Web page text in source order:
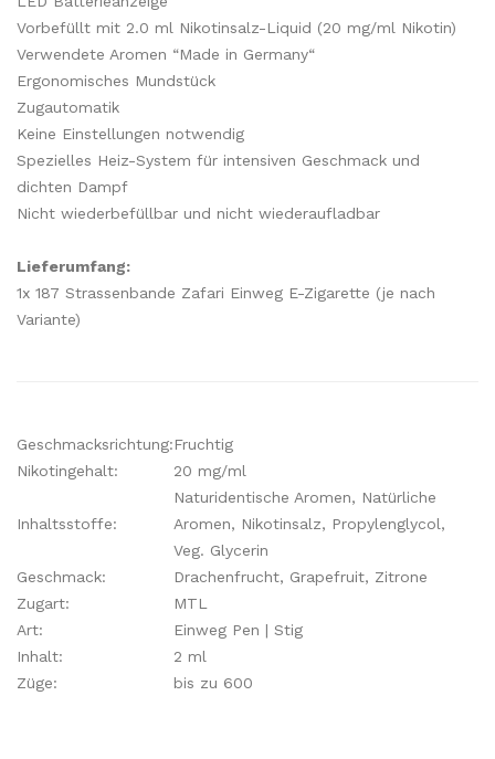
Vorbefüllt mit 2.0 ml Nikotinsalz-Liquid (20 mg/ml Nikotin)
Verwendete Aromen “Made in Germany“
Ergonomisches Mundstück
Zugautomatik
Keine Einstellungen notwendig
Spezielles Heiz-System für intensiven Geschmack und
dichten Dampf
Nicht wiederbefüllbar und nicht wiederaufladbar
Lieferumfang:
1x 187 Strassenbande Zafari Einweg E-Zigarette (je nach
Variante)
Geschmacksrichtung:Fruchtig
Nikotingehalt:
20 mg/ml
Inhaltsstoffe:
Naturidentische Aromen, Natürliche
Aromen, Nikotinsalz, Propylenglycol,
Veg. Glycerin
Geschmack:
Drachenfrucht, Grapefruit, Zitrone
Zugart:
MTL
Art:
Einweg Pen | Stig
Inhalt:
2 ml
Züge:
bis zu 600